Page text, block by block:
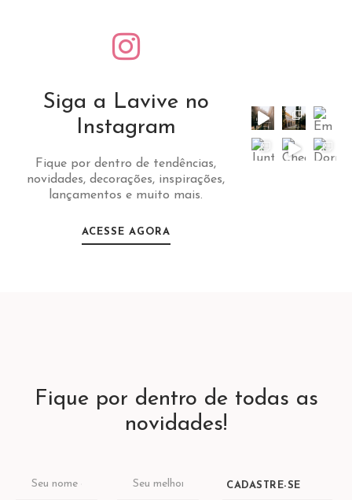
Siga a Lavive no
Instagram
Fique por dentro de tendências,
novidades, decorações, inspirações,
lançamentos e muito mais.
ACESSE AGORA
Fique por dentro de todas as
novidades!
CADASTRE-SE